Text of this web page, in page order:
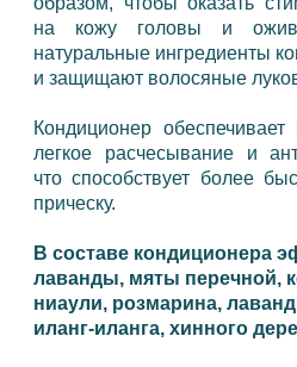
на кожу головы и
натуральные ингредиенты
и защищают волосяные
Кондиционер
легкое расчесывание и
что способствует более
прическу.
В составе кондиционера
лаванды, мяты перечной,
ниаули, розмарина,
иланг-иланга, хинного